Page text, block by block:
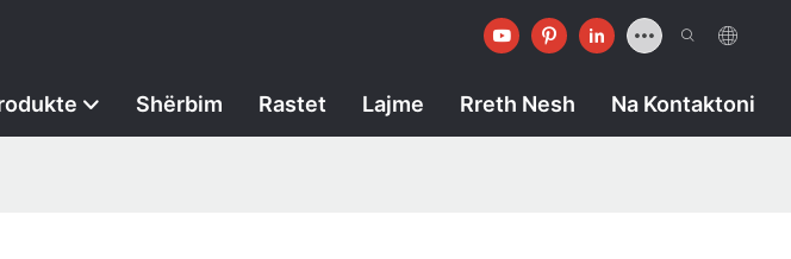
Shërbim Rastet Lajme Rreth Nesh Na Kontaktoni